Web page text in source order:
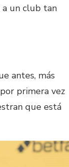
a un club tan
antes, más
primera vez
que está